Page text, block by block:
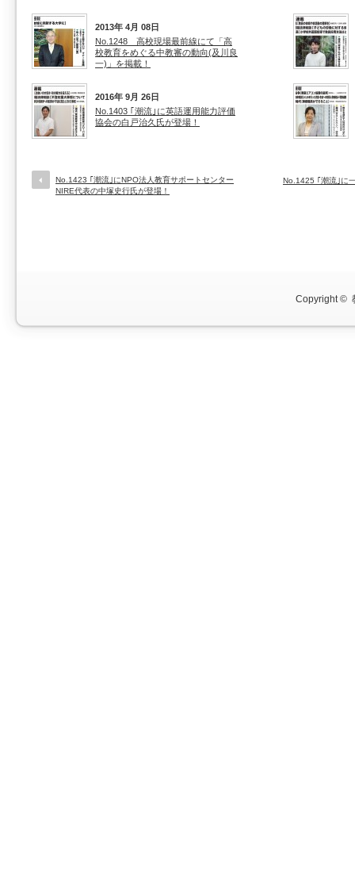
2013年 4月 08日
No.1248 高校現場最前線にて「高
校教育をめぐる中教審の動向(及川良
一)」を掲載！
2016年 9月 26日
No.1403 ｢潮流｣に英語運用能力評価
協会の白戸治久氏が登場！
No.1423 ｢潮流｣にNPO法人教育サポートセンター
NIRE代表の中塚史行氏が登場！
No.1425 ｢潮流｣に
Copyright ©